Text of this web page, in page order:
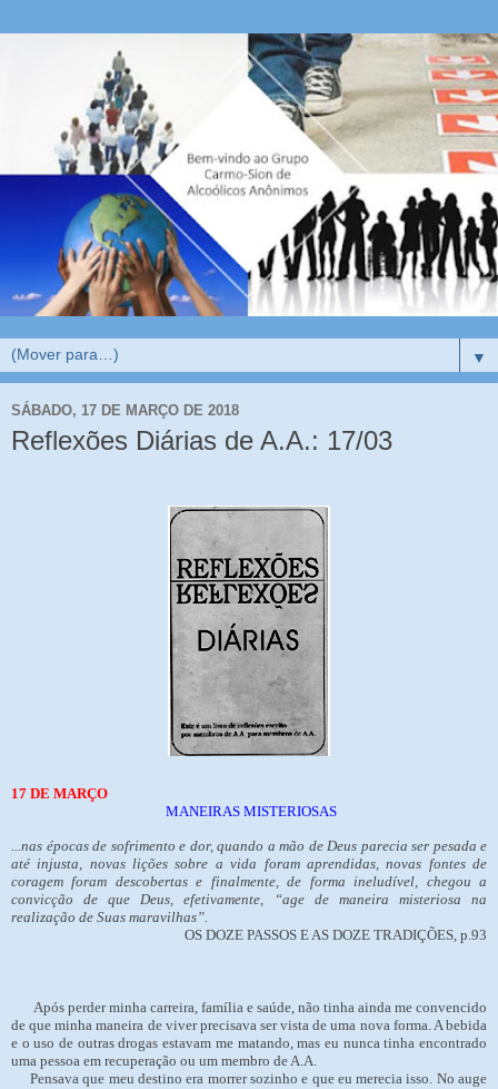
▼
SÁBADO, 17 DE MARÇO DE 2018
Reflexões Diárias de A.A.: 17/03
17 DE MARÇO
MANEIRAS MISTERIOSAS
...nas épocas de sofrimento e dor, quando a mão de Deus parecia ser pesada e
até injusta, novas lições sobre a vida foram aprendidas, novas fontes de
coragem foram descobertas e finalmente, de forma ineludível, chegou a
convicção de que Deus, efetivamente, “age de maneira misteriosa na
realização de Suas maravilhas”.
OS DOZE PASSOS E AS DOZE TRADIÇÕES, p.93
Após perder minha carreira, família e saúde, não tinha ainda me convencido
de que minha maneira de viver precisava ser vista de uma nova forma. A bebida
e o uso de outras drogas estavam me matando, mas eu nunca tinha encontrado
uma pessoa em recuperação ou um membro de A.A.
Pensava que meu destino era morrer sozinho e que eu merecia isso. No auge